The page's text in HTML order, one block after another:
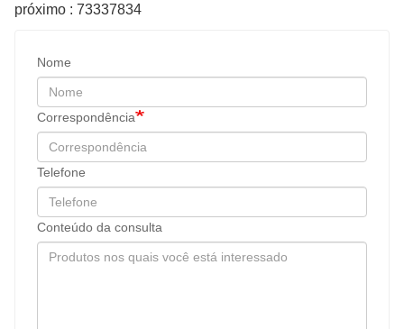
próximo : 73337834
Nome
Correspondência
Telefone
Conteúdo da consulta